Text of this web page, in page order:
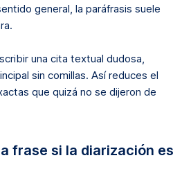
general, la paráfrasis suele
una cita textual dudosa,
sin comillas. Así reduces el
que quizá no se dijeron de
frase si la diarización es